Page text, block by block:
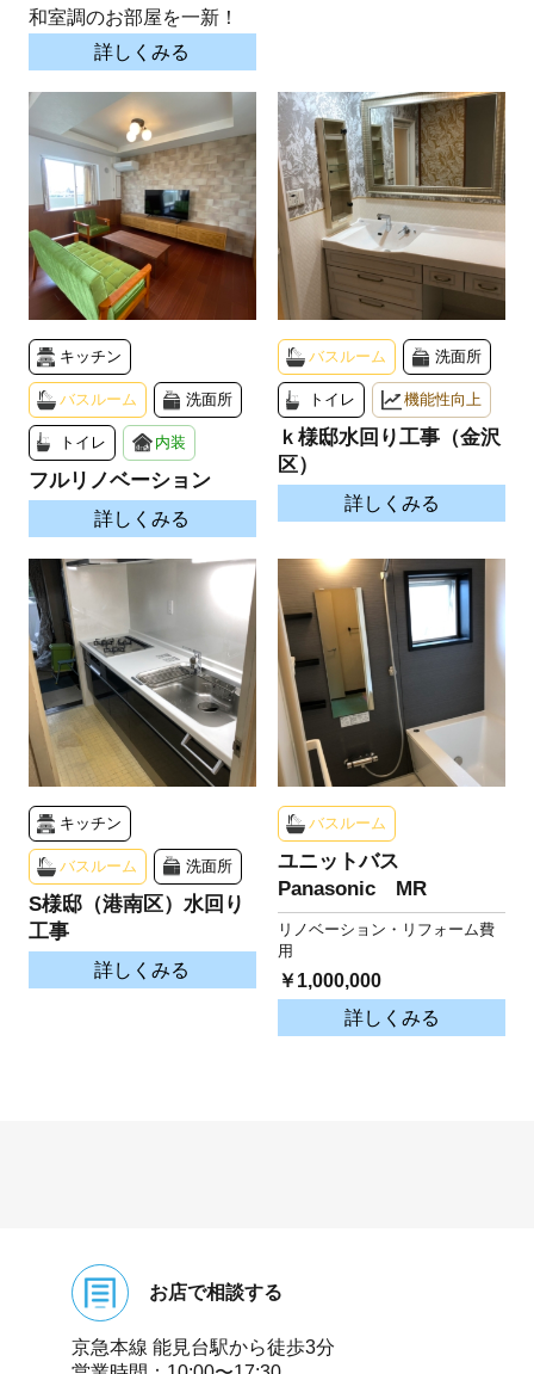
和室調のお部屋を一新！
詳しくみる
キッチン
バスルーム 洗面所
トイレ 内装
フルリノベーション
詳しくみる
バスルーム 洗面所
トイレ 機能性向上
ｋ様邸水回り工事（金沢
区）
詳しくみる
キッチン
バスルーム 洗面所
S様邸（港南区）水回り
工事
詳しくみる
バスルーム
ユニットバス
Panasonic MR
リノベーション・リフォーム費
用
￥1,000,000
詳しくみる
お店で相談する
京急本線 能⾒台駅から徒歩3分